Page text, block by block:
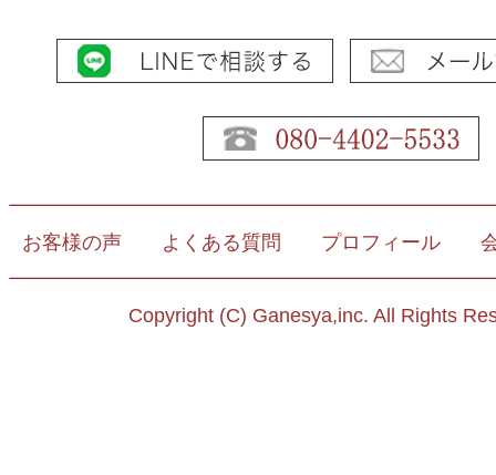
お客様の声 よくある質問 プロフィール
Copyright (C) Ganesya,inc. All Rights